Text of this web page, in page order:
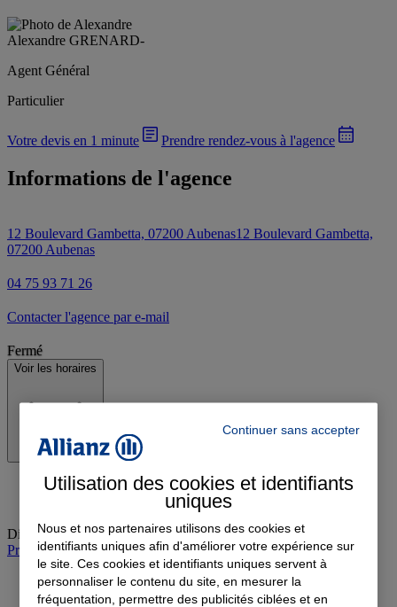
Alexandre GRENARD-
Agent Général
Particulier
Votre devis en 1 minute Prendre rendez-vous à l'agence
Informations de l'agence
12 Boulevard Gambetta, 07200 Aubenas12 Boulevard Gambetta,
07200 Aubenas
04 75 93 71 26
Contacter l'agence par e-mail
Fermé
Voir les horaires
Dimanche: Fermé
Prendre rendez-vous à l'agence
Continuer sans accepter
Utilisation des cookies et identifiants
uniques
Nous et nos partenaires utilisons des cookies et
identifiants uniques afin d'améliorer votre expérience sur
le site. Ces cookies et identifiants uniques servent à
personnaliser le contenu du site, en mesurer la
fréquentation, permettre des publicités ciblées et en